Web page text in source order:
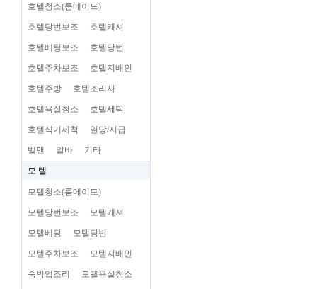
호텔청소(룸메이드)
호텔당번보조 호텔캐셔
호텔베팅보조 호텔당번
호텔주차보조 호텔지배인
호텔주방 호텔조리사
호텔욕실청소 호텔세탁
호텔식기세척 일당/시급
벨맨 알바 기타
모 텔
모텔청소(룸메이드)
모텔당번보조 모텔캐셔
모텔베팅 모텔당번
모텔주차보조 모텔지배인
숙박업조리 모텔욕실청소